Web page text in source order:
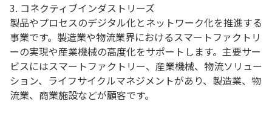
3. コネクティブインダストリーズ
製品やプロセスのデジタル化とネットワーク化を推進する
事業です。製造業や物流業界におけるスマートファクトリ
ーの実現や産業機械の高度化をサポートします。主要サー
ビスにはスマートファクトリー、産業機械、物流ソリュー
ション、ライフサイクルマネジメントがあり、製造業、物
流業、商業施設などが顧客です。